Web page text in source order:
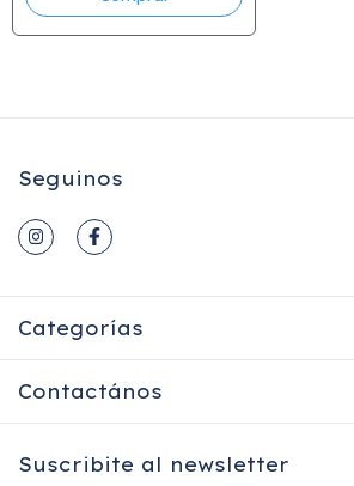
Seguinos
Categorías
Contactános
Suscribite al newsletter